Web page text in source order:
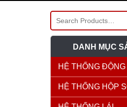
DANH MỤC
HỆ THỐNG
HỆ THỐNG HỘP